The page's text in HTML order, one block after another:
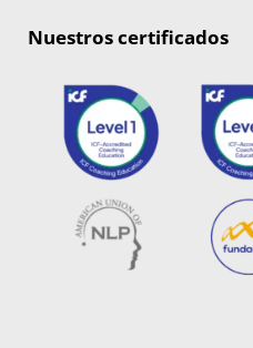
Nuestros certificados